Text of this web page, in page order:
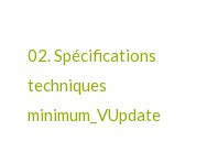
02. Spécifications
techniques
minimum_VUpdate